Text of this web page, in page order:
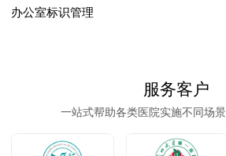
办公室标识管理
服务客户
一站式帮助各类医院实施不同场